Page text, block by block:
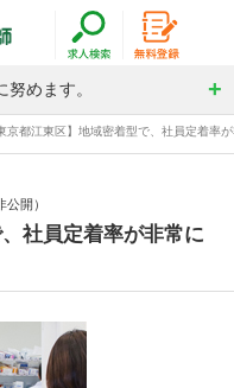
めます。
東京都江東区】地域密着型で、社員定着
開）
社員定着率が非常に